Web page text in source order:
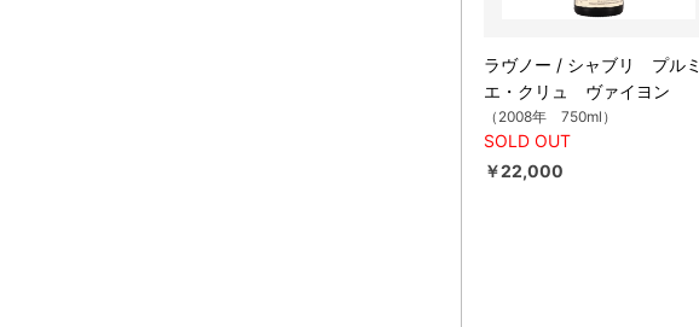
ラヴノー / シャブリ プルミ
エ・クリュ ヴァイヨン
（2008年 750ml）
SOLD OUT
￥22,000